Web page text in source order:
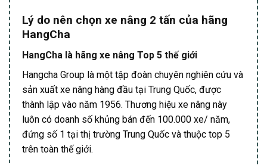
Lý do nên chọn xe nâng 2 tấn của hãng
HangCha
HangCha là hãng xe nâng Top 5 thế giới
Hangcha Group là một tập đoàn chuyên nghiên cứu và
sản xuất xe nâng hàng đầu tại Trung Quốc, được
thành lập vào năm 1956. Thương hiệu xe nâng này
luôn có doanh số khủng bán đến 100.000 xe/ năm,
đứng số 1 tại thị trường Trung Quốc và thuộc top 5
trên toàn thế giới.